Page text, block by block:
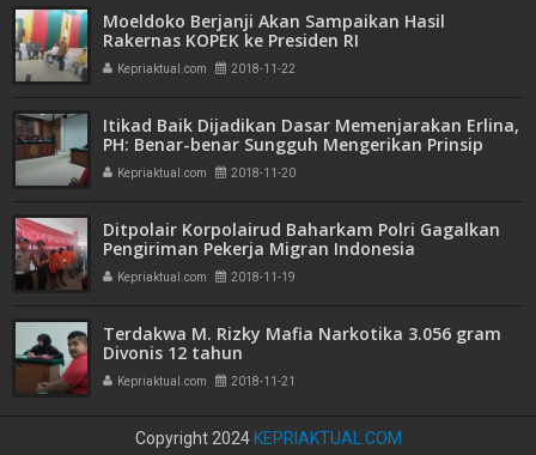
Moeldoko Berjanji Akan Sampaikan Hasil
Rakernas KOPEK ke Presiden RI
Kepriaktual.com 2018-11-22
Itikad Baik Dijadikan Dasar Memenjarakan Erlina,
PH: Benar-benar Sungguh Mengerikan Prinsip
Hidup JPU
Kepriaktual.com 2018-11-20
Ditpolair Korpolairud Baharkam Polri Gagalkan
Pengiriman Pekerja Migran Indonesia
Kepriaktual.com 2018-11-19
Terdakwa M. Rizky Mafia Narkotika 3.056 gram
Divonis 12 tahun
Kepriaktual.com 2018-11-21
Copyright 2024 KEPRIAKTUAL.COM